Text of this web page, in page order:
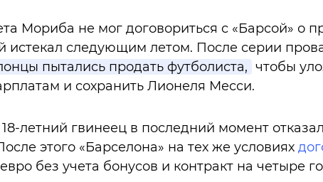
Мориба не мог договориться с «Барсой» о
истекал следующим летом. После серии
пытались продать футболиста, чтобы
и сохранить Лионеля Месси.
18-летний гвинеец в последний момент
этого «Барселона» на тех же условиях
без учета бонусов и контракт на четыре